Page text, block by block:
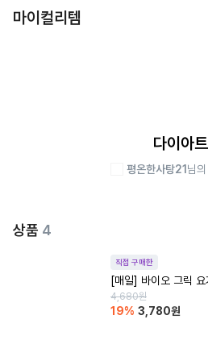
마이컬리템
다이아트
평온한사탕21 님
상품 4
직접 구매한
[매일] 바이오 그릭
4,680원
19% 3,780원